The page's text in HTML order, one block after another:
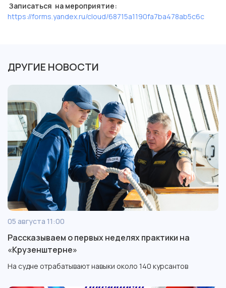
Записаться на мероприятие:
https://forms.yandex.ru/cloud/68715a1190fa7ba478ab5c6c
ДРУГИЕ НОВОСТИ
05 августа 11:00
Рассказываем о первых неделях практики на
«Крузенштерне»
На судне отрабатывают навыки около 140 курсантов